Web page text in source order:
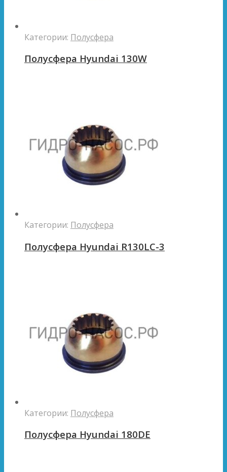
Категории: Полусфера
Полусфера Hyundai 130W
Категории: Полусфера
Полусфера Hyundai R130LC-3
Категории: Полусфера
Полусфера Hyundai 180DE